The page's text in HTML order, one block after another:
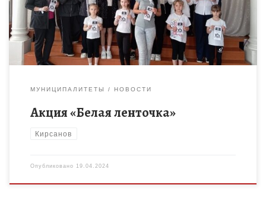
понимания других […]
МУНИЦИПАЛИТЕТЫ НОВОСТИ
Акция «Белая ленточка»
Кирсанов
Опубликовано 19.04.2024